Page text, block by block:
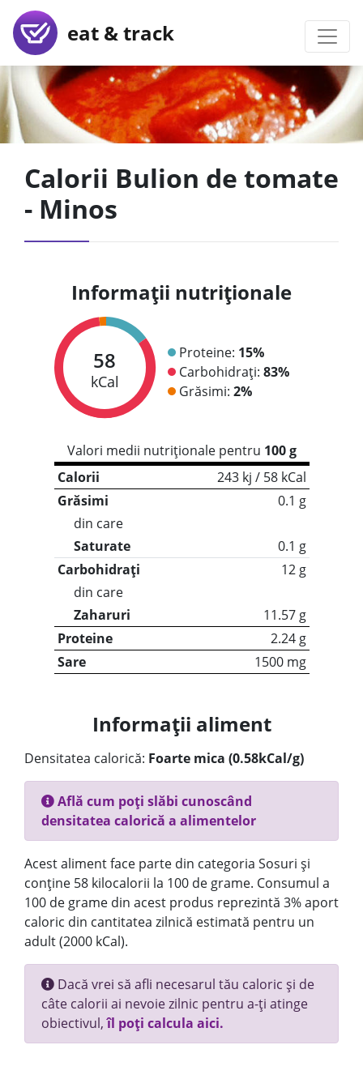
eat & track
Calorii Bulion de tomate
- Minos
Informații nutriționale
58
kCal
Proteine: 15%
Carbohidrați: 83%
Grăsimi: 2%
Valori medii nutriționale pentru 100 g
Calorii
243 kj / 58 kCal
Grăsimi
0.1 g
din care
Saturate
0.1 g
Carbohidrați
12 g
din care
Zaharuri
11.57 g
Proteine
2.24 g
Sare
1500 mg
Informații aliment
Densitatea calorică: Foarte mica (0.58kCal/g)
Află cum poți slăbi cunoscând
densitatea calorică a alimentelor
Acest aliment face parte din categoria Sosuri și
conține 58 kilocalorii la 100 de grame. Consumul a
100 de grame din acest produs reprezintă 3% aport
caloric din cantitatea zilnică estimată pentru un
adult (2000 kCal).
Dacă vrei să afli necesarul tău caloric și de
câte calorii ai nevoie zilnic pentru a-ți atinge
obiectivul,îl poți calcula aici.